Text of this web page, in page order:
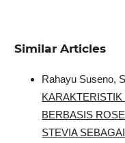
Similar Articles
Rahayu Suseno,
BERBASIS
STEVIA